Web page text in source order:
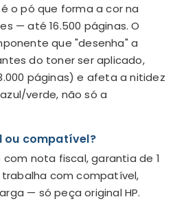
o pó que forma a cor na
— até 16.500 páginas. O
que "desenha" a
do toner ser aplicado,
páginas) e afeta a nitidez
verde, não só a
ou compatível?
com nota fiscal, garantia de 1
trabalha com compatível,
— só peça original HP.